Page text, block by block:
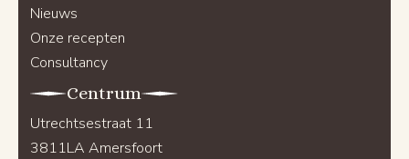
Nieuws
Onze recepten
Consultancy
Centrum
Utrechtsestraat 11
3811LA Amersfoort